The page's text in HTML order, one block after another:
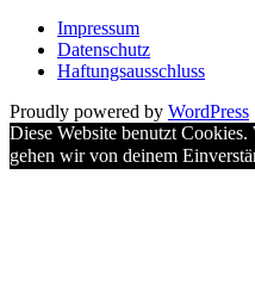
Impressum
Datenschutz
Haftungsausschluss
Proudly powered by WordPress
Diese Website benutzt
gehen wir von deinem